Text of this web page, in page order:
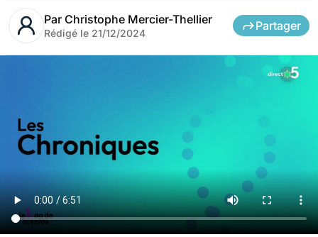
Par Christophe Mercier-Thellier
Rédigé le 21/12/2024
Partager